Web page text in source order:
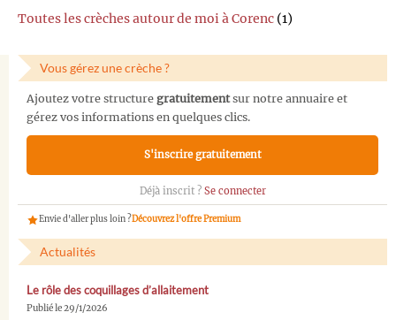
Toutes les crèches autour de moi à Corenc (1)
Vous gérez une crèche ?
Ajoutez votre structure gratuitementsur notre annuaire et
gérez vos informations en quelques clics.
S'inscrire gratuitement
Déjà inscrit ? Se connecter
Envie d'aller plus loin ?Découvrez l'offre Premium
Actualités
Le rôle des coquillages d’allaitement
Publié le 29/1/2026